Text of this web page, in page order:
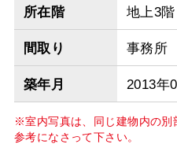
所在階 地上3階
間取り 事務所
築年月 2013年
※室内写真は、同じ建物内の
参考になさって下さい。